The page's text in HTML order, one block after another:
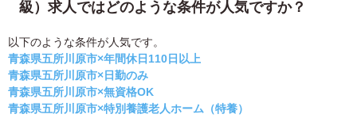
級）求人ではどのような条件が人気ですか？
以下のような条件が人気です。
青森県五所川原市×年間休日110日以上
青森県五所川原市×日勤のみ
青森県五所川原市×無資格OK
青森県五所川原市×特別養護老人ホーム（特養）